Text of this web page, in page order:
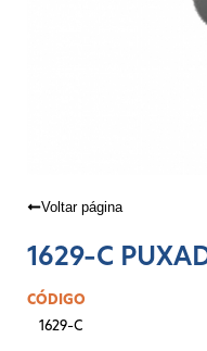
Voltar página
1629-C
CÓDIGO
1629-C